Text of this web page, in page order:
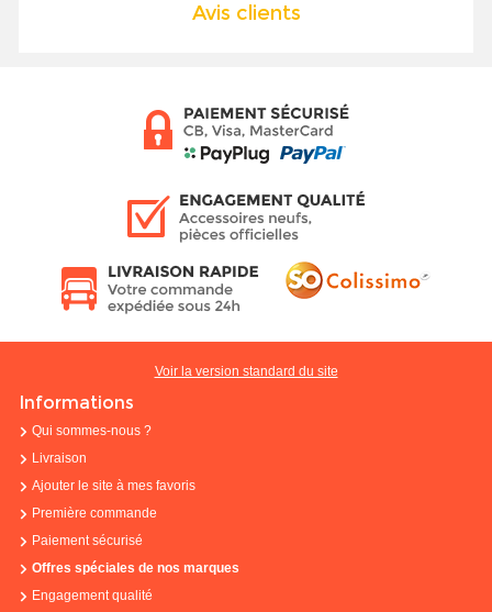
Avis clients
Voir la version standard du site
Informations
Qui sommes-nous ?
Livraison
Ajouter le site à mes favoris
Première commande
Paiement sécurisé
Offres spéciales de nos marques
Engagement qualité